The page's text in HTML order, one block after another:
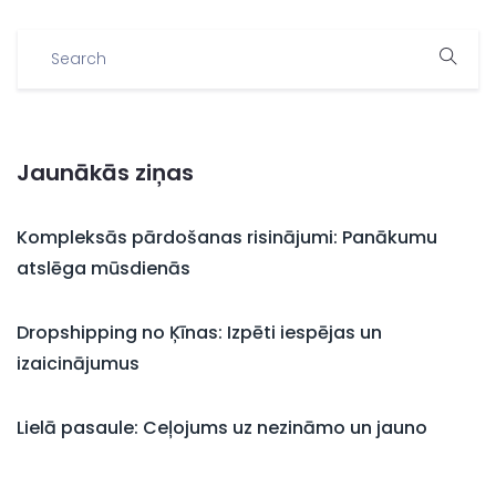
Jaunākās ziņas
Kompleksās pārdošanas risinājumi: Panākumu
atslēga mūsdienās
Dropshipping no Ķīnas: Izpēti iespējas un
izaicinājumus
Lielā pasaule: Ceļojums uz nezināmo un jauno